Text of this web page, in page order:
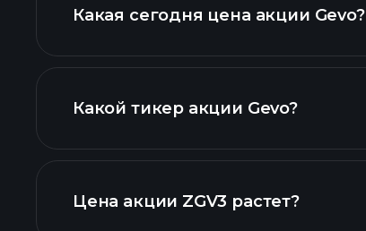
Какая сегодня цена акции Gevo?
графике
Какой тикер акции Gevo?
Цена акции ZGV3 растет?